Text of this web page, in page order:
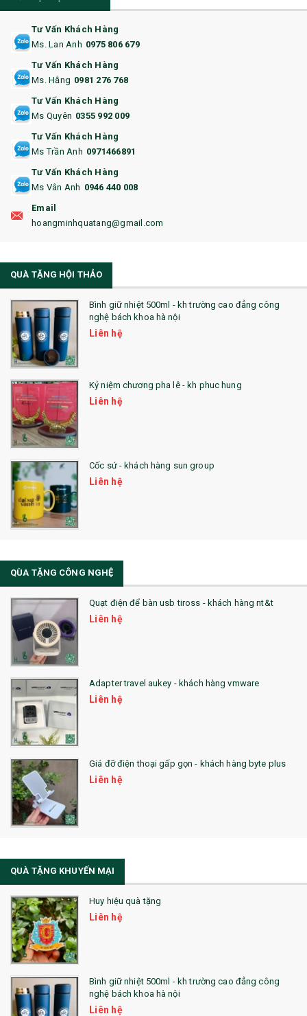
12. BÌNH NƯỚC
13. QUÀ TẶNG CAO CẤP
14. HỘP/VÍ ĐỰNG NAMECARD
15. BỘ BẤM MÓNG
16. BAO HỘ CHIẾU
18. ẤM CHÉN QUÀ TẶNG
19. ĐỒNG HỒ TREO TƯỜNG
22. ĐỒNG HỒ ĐỂ BÀN
23. QÙA TẶNG ĐỘC ĐÁO
24. QÙA TẶNG PHA LÊ
25. QUÀ TẶNG GLASSLOCK
26. QUÀ TẶNG LUMINARC
28. BỘ ĐỒ ĂN CAO CẤP
29. MÓC KHOÁ
31. TÚI VẢI KHÔNG DỆT
32. TÚI VẢI BỐ
33. MŨ LƯỠI TRAI
36. QUẠT NHỰA QUẢNG CÁO
QUÀ TẶNG KHUYẾN MẠI
QUÀ TẶNG SX NHANH
QUÀ TẶNG HỘI THẢO
QUÀ TẶNG CÔNG NGHỆ
SẢN PHẨM ĐÃ THỰC HIỆN
QUÀ TẶNG SỨC KHỎE
SẢN PHẨM MỚI 2021
Sổ Sạc Đa Năng
La Fonte
Sổ Lò Xo
Tư Vấn Khách Hàng
Ms. Lan Anh 0975 806 679
Tư Vấn Khách Hàng
Ms. Hằng 0981 276 768
Tư Vấn Khách Hàng
Ms Quyên 0355 992 009
Tư Vấn Khách Hàng
Ms Trần Anh 0971466891
Tư Vấn Khách Hàng
Ms Vân Anh 0946 440 008
Email
hoangminhquatang@gmail.com
QUÀ TẶNG HỘI THẢO
Bình giữ nhiệt 500ml - kh trường cao đẳng công
nghệ bách khoa hà nội
Liên hệ
Kỷ niệm chương pha lê - kh phuc hung
Liên hệ
Cốc sứ - khách hàng sun group
Liên hệ
QÙA TẶNG CÔNG NGHỆ
Quạt điện để bàn usb tiross - khách hàng nt&t
Liên hệ
Adapter travel aukey - khách hàng vmware
Liên hệ
Giá đỡ điện thoại gấp gọn - khách hàng byte plus
Liên hệ
QUÀ TẶNG KHUYẾN MẠI
Huy hiệu quà tặng
Liên hệ
Bình giữ nhiệt 500ml - kh trường cao đẳng công
nghệ bách khoa hà nội
Liên hệ